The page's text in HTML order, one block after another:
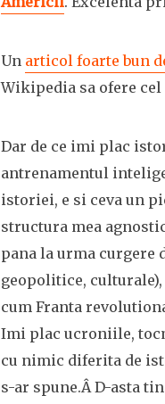
Un articol foarte bun
Wikipedia sa ofere
Dar de ce imi plac
antrenamentul
istoriei, e si ceva un
structura mea
pana la urma curgere
geopolitice,
cum Franta
Imi plac ucroniile,
cu nimic diferita de
s-ar spune.Â D-asta